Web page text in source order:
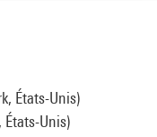
États-Unis)
États-Unis)